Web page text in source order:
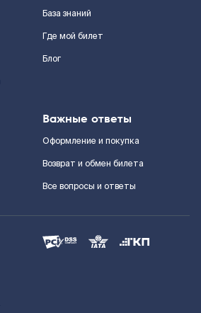
База знаний
Где мой билет
Блог
Важные ответы
Оформление и покупка
Возврат и обмен билета
Все вопросы и ответы